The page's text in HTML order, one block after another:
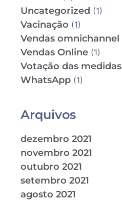
Uncategorized (1)
Vacinação (1)
Vendas omnichannel
Vendas Online (1)
Votação das medidas
WhatsApp (1)
Arquivos
dezembro 2021
novembro 2021
outubro 2021
setembro 2021
agosto 2021